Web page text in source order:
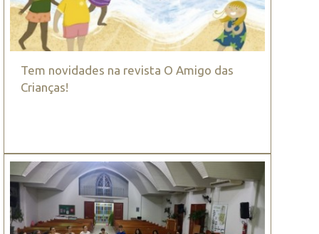
Tem novidades na revista O Amigo das
Crianças!